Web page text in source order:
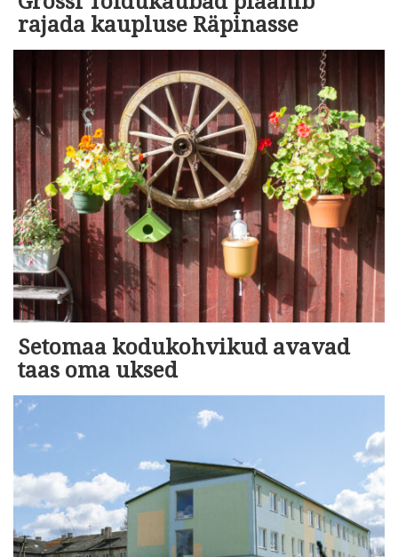
rajada kaupluse Räpinasse
Setomaa kodukohvikud avavad
taas oma uksed